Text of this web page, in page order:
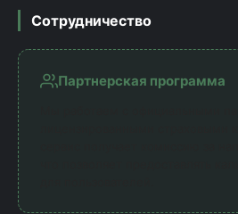
Сотрудничество
Партнерская программа